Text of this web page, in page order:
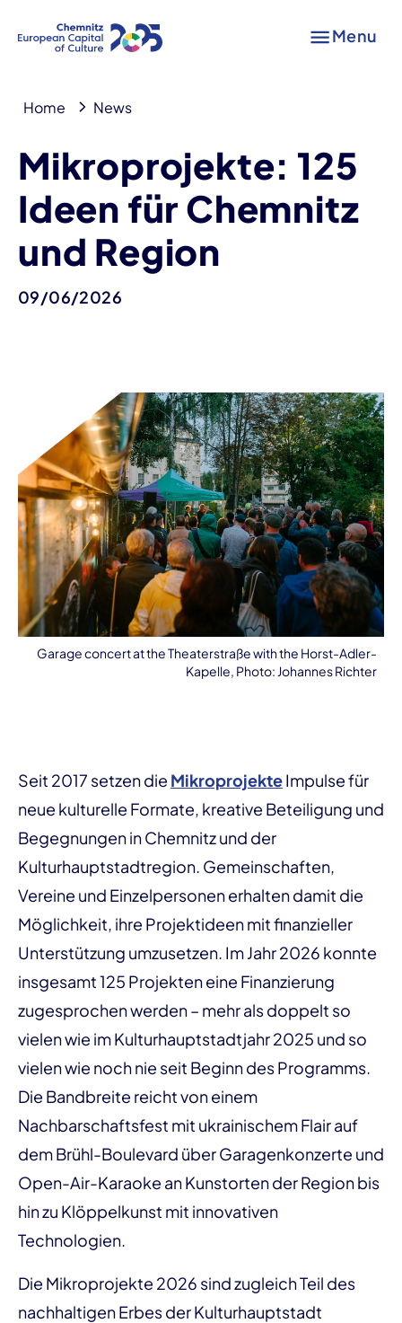
Menu
Home News
Mikroprojekte: 125
Ideen für Chemnitz
und Region
09/06/2026
Garage concert at the Theaterstraße with the Horst-Adler-
Kapelle, Photo: Johannes Richter
Seit 2017 setzen die MikroprojekteImpulse für
neue kulturelle Formate, kreative Beteiligung und
Begegnungen in Chemnitz und der
Kulturhauptstadtregion. Gemeinschaften,
Vereine und Einzelpersonen erhalten damit die
Möglichkeit, ihre Projektideen mit finanzieller
Unterstützung umzusetzen. Im Jahr 2026 konnte
insgesamt 125 Projekten eine Finanzierung
zugesprochen werden – mehr als doppelt so
vielen wie im Kulturhauptstadtjahr 2025 und so
vielen wie noch nie seit Beginn des Programms.
Die Bandbreite reicht von einem
Nachbarschaftsfest mit ukrainischem Flair auf
dem Brühl-Boulevard über Garagenkonzerte und
Open-Air-Karaoke an Kunstorten der Region bis
hin zu Klöppelkunst mit innovativen
Technologien.
Die Mikroprojekte 2026 sind zugleich Teil des
nachhaltigen Erbes der Kulturhauptstadt